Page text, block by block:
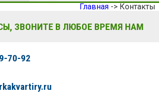
Главная -> Контакты
ЗВОНИТЕ В ЛЮБОЕ ВРЕМЯ НАМ
70-92